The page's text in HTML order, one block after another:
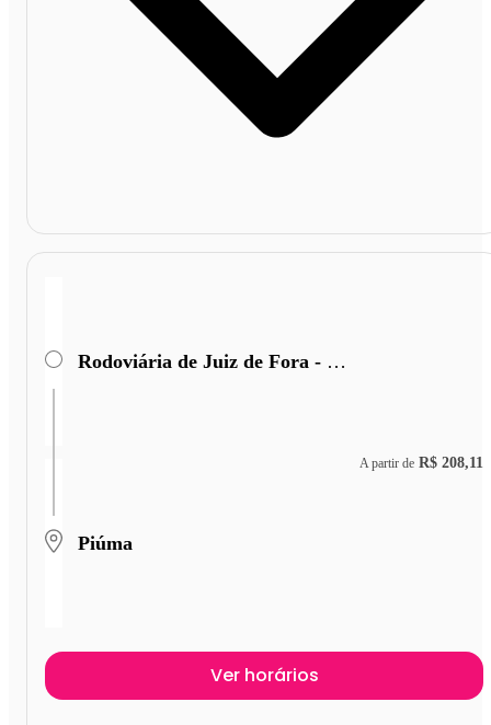
Rodoviária de Juiz de Fora - Terminal Miguel Mansu
Piúma
A partir de R$ 208,11
Ver horários